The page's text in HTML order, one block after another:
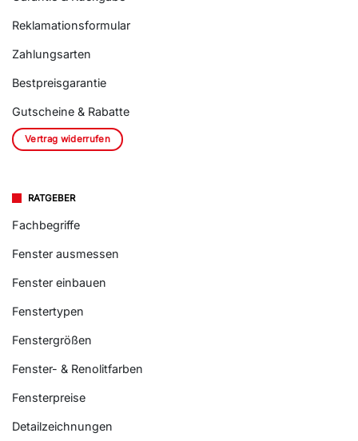
Reklamationsformular
Zahlungsarten
Bestpreisgarantie
Gutscheine & Rabatte
Vertrag widerrufen
RATGEBER
Fachbegriffe
Fenster ausmessen
Fenster einbauen
Fenstertypen
Fenstergrößen
Fenster- & Renolitfarben
Fensterpreise
Detailzeichnungen